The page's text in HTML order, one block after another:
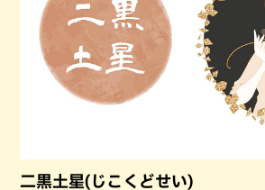
二黒土星(じこくどせい)